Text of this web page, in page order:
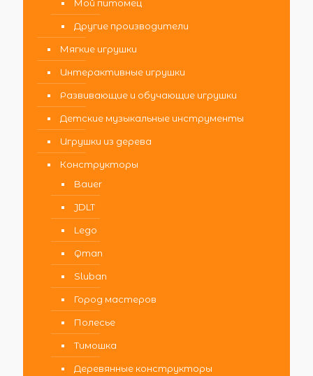
Мой питомец
Другие производители
Мягкие игрушки
Интерактивные игрушки
Развивающие и обучающие игрушки
Детские музыкальные инструменты
Игрушки из дерева
Конструкторы
Bauer
JDLT
Lego
Qman
Sluban
Город мастеров
Полесье
Тимошка
Деревянные конструкторы